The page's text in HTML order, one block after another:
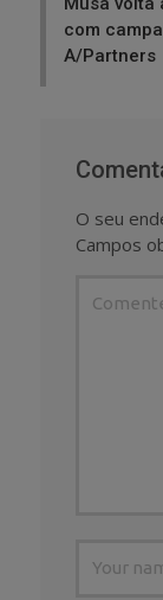
com
A/Partners
O seu
Campos